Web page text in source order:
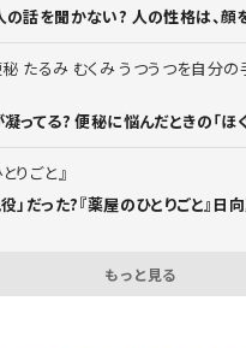
の話を聞かない? 人の性格は、顔
たるみ むくみ うつうつを自分の
ってる? 便秘に悩んだときの「ほ
りごと
」だった?『薬屋のひとりごと』日
もっと見る